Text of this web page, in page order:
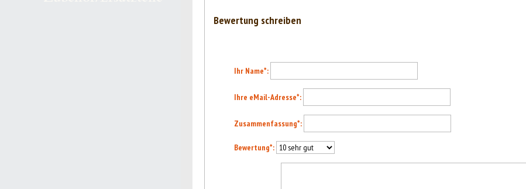
Bewertung schreiben
Ihr Name*:
Ihre eMail-Adresse*:
Zusammenfassung*:
Bewertung*: